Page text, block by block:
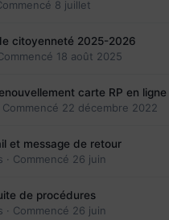
8 juillet
citoyenneté 2025-2026
18 août 2025
carte RP en ligne
Commencé 22 décembre 2022
et message de retour
· Commencé 26 juin
de procédures
· Commencé 26 juin